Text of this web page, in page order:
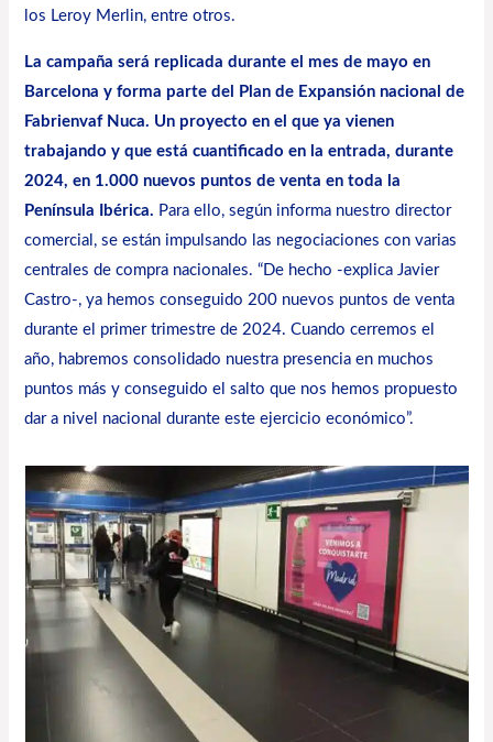
los Leroy Merlin, entre otros.
La campaña será replicada durante el mes de mayo en
Barcelona y forma parte del Plan de Expansión nacional de
Fabrienvaf Nuca. Un proyecto en el que ya vienen
trabajando y que está cuantificado en la entrada, durante
2024, en 1.000 nuevos puntos de venta en toda la
Península Ibérica. Para ello, según informa nuestro director
comercial, se están impulsando las negociaciones con varias
centrales de compra nacionales. “De hecho -explica Javier
Castro-, ya hemos conseguido 200 nuevos puntos de venta
durante el primer trimestre de 2024. Cuando cerremos el
año, habremos consolidado nuestra presencia en muchos
puntos más y conseguido el salto que nos hemos propuesto
dar a nivel nacional durante este ejercicio económico”.